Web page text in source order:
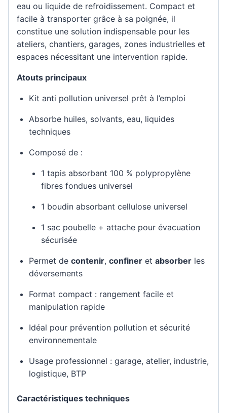
eau ou liquide de refroidissement. Compact et
facile à transporter grâce à sa poignée, il
constitue une solution indispensable pour les
ateliers, chantiers, garages, zones industrielles et
espaces nécessitant une intervention rapide.
Atouts principaux
Kit anti pollution universel prêt à l’emploi
Absorbe huiles, solvants, eau, liquides
techniques
Composé de :
1 tapis absorbant 100 % polypropylène
fibres fondues universel
1 boudin absorbant cellulose universel
1 sac poubelle + attache pour évacuation
sécurisée
Permet de contenir, confiner et absorber les
déversements
Format compact : rangement facile et
manipulation rapide
Idéal pour prévention pollution et sécurité
environnementale
Usage professionnel : garage, atelier, industrie,
logistique, BTP
Caractéristiques techniques